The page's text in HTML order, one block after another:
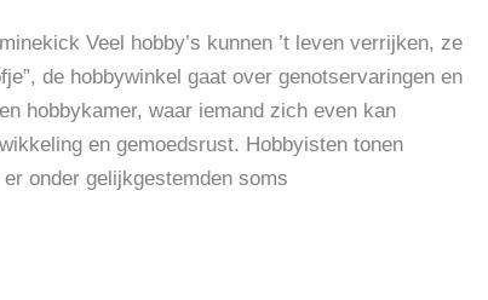
Veel hobby’s kunnen ’t leven verrijken, ze
de hobbywinkel gaat over genotservaringen en
hobbykamer, waar iemand zich even kan
en gemoedsrust. Hobbyisten tonen
onder gelijkgestemden soms